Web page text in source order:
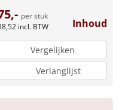
per stuk
incl. BTW Inhoud
Vergelijken
Verlanglijst